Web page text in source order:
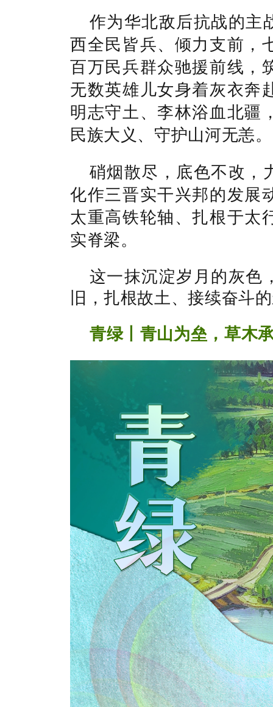
作为华北敌后抗战的主
西全民皆兵、倾力支前，
百万民兵群众驰援前线，
无数英雄儿女身着灰衣奔
明志守土、李林浴血北疆
民族大义、守护山河无恙。
硝烟散尽，底色不改，
化作三晋实干兴邦的发展
太重高铁轮轴、扎根于太
实脊梁。
这一抹沉淀岁月的灰色
旧，扎根故土、接续奋斗
青绿丨青山为垒，草木